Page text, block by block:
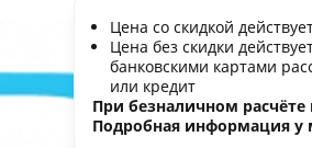
92.67
Цена со скидкой
Цена без скидки
банковскими картами
или кредит
При безналичном
Подробная информация у